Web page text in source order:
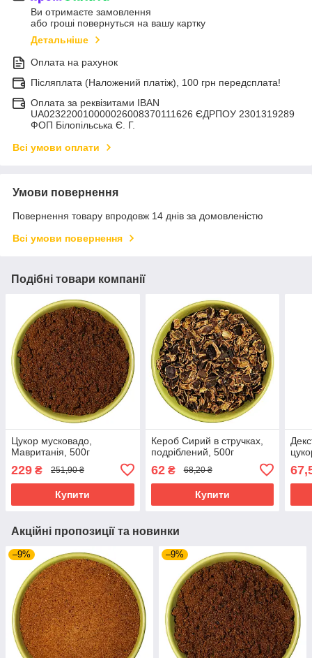
Ви отримаєте замовлення
або гроші повернуться на вашу картку
Детальніше
Оплата на рахунок
Післяплата (Наложений платіж), 100 грн передсплата!
Оплата за реквізитами IBAN
UA023220010000026008370111626 ЄДРПОУ 2301319289
ФОП Білопільська Є. Г.
Всі умови оплати
Умови повернення
Повернення товару впродовж 14 днів за домовленістю
Всі умови повернення
Подібні товари компанії
Цукор мусковадо,
Мавританія, 500г
229 ₴ 251,90 ₴
Купити
Кероб Сирий в стручках,
подріблений, 500г
62₴ 68,20 ₴
Купити
Акційні пропозиції та новинки
–9% –9%